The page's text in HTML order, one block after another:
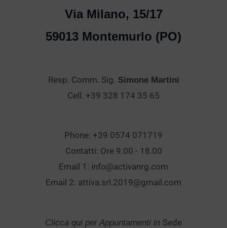
Via Milano, 15/17
59013 Montemurlo (PO)
Resp. Comm. Sig. Simone Martini
Cell. +39 328 174 35 65
Phone: +39 0574 071719
Contatti: Ore 9.00 - 18.00
Email 1: info@activanrg.com
Email 2: attiva.srl.2019@gmail.com
Clicca qui per Appuntamenti in Sede